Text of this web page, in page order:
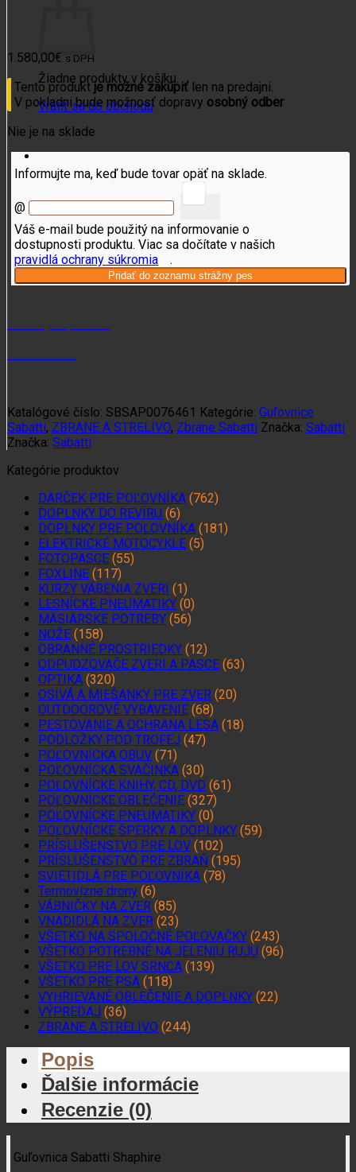
Žiadne produkty v košíku.
Vrátiť sa do obchodu
1.580,00€ s DPH
Tento produktje možné zakúpiťlen na predajni.
V pokladni bude možnosť dopravy osobný odber
Nie je na sklade
Informujte ma, keď bude tovar opäť na sklade.
@
Váš e-mail bude použitý na informovanie o
dostupnosti produktu. Viac sa dočítate v našich
pravidlá ochrany súkromia
.
Katalógové číslo: SBSAP0076461 Kategórie: Guľovnice
Sabatti, ZBRANE A STRELIVO, Zbrane Sabatti Značka: Sabatti
Značka: Sabatti
Kategórie produktov
DARČEK PRE POĽOVNÍKA (762)
DOPLNKY DO REVÍRU (6)
DOPLNKY PRE POĽOVNÍKA (181)
ELEKTRICKÉ MOTOCYKLE (5)
FOTOPASCE (55)
FOXLINE (117)
KURZY VÁBENIA ZVERI (1)
LESNÍCKE PNEUMATIKY (0)
MÄSIARSKE POTREBY (56)
NOŽE (158)
OBRANNÉ PROSTRIEDKY (12)
ODPUDZOVAČE ZVERI A PASCE (63)
OPTIKA (320)
OSIVÁ A MIEŠANKY PRE ZVER (20)
OUTDOOROVÉ VYBAVENIE (68)
PESTOVANIE A OCHRANA LESA (18)
PODLOŽKY POD TROFEJ (47)
POĽOVNÍCKA OBUV (71)
POĽOVNÍCKA SVAČINKA (30)
POĽOVNÍCKE KNIHY, CD, DVD (61)
POĽOVNÍCKE OBLEČENIE (327)
POĽOVNÍCKE PNEUMATIKY (0)
POĽOVNÍCKE ŠPERKY A DOPLNKY (59)
PRÍSLUŠENSTVO PRE LOV (102)
PRÍSLUŠENSTVO PRE ZBRAŇ (195)
SVIETIDLÁ PRE POĽOVNÍKA (78)
Termovízne drony (6)
VÁBNIČKY NA ZVER (85)
VNADIDLÁ NA ZVER (23)
VŠETKO NA SPOLOČNÉ POĽOVAČKY (243)
VŠETKO POTREBNÉ NA JELENIU RUJU (96)
VŠETKO PRE LOV SRNCA (139)
VŠETKO PRE PSA (118)
VYHRIEVANÉ OBLEČENIE A DOPLNKY (22)
VÝPREDAJ (36)
ZBRANE A STRELIVO (244)
Popis
Ďalšie informácie
Recenzie (0)
Guľovnica Sabatti Shaphire